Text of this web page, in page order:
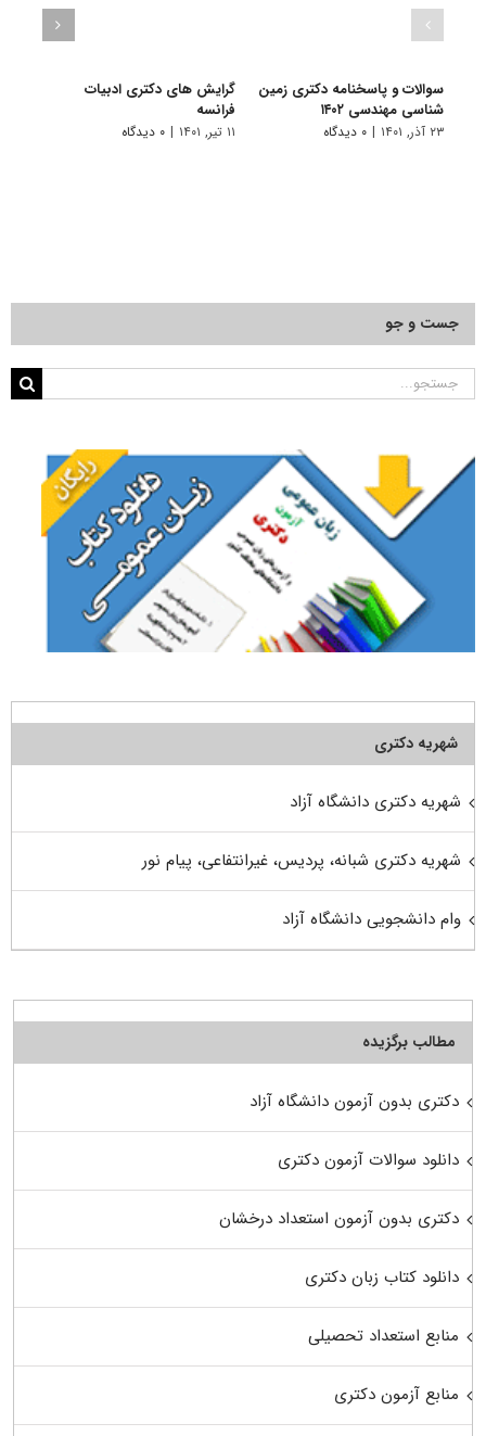
سوالات و پاسخنامه دکتری زمین
شناسی مهندسی ۱۴۰۲
۲۳ آذر, ۱۴۰۱ | ۰ دیدگاه
گرایش های دکتری ادبیات
فراﻧﺴﻪ
۱۱ تیر, ۱۴۰۱ | ۰ دیدگاه
جست و جو
جستجو
شهریه دکتری
شهریه دکتری دانشگاه آزاد
شهریه دکتری شبانه، پردیس، غیرانتفاعی، پیام نور
وام دانشجویی دانشگاه آزاد
مطالب برگزیده
دکتری بدون آزمون دانشگاه آزاد
دانلود سوالات آزمون دکتری
دکتری بدون آزمون استعداد درخشان
دانلود کتاب زبان دکتری
منابع استعداد تحصیلی
منابع آزمون دکتری